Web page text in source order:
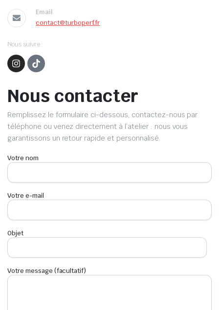
Email
contact@turboperf.fr
Nous suivre :
Nous contacter
Remplissez le formulaire ci-dessous, contactez-nous par
téléphone ou venez directement à l’atelier : nous vous
garantissons un retour rapide et personnalisé.
Votre nom
Votre e-mail
Objet
Votre message (facultatif)